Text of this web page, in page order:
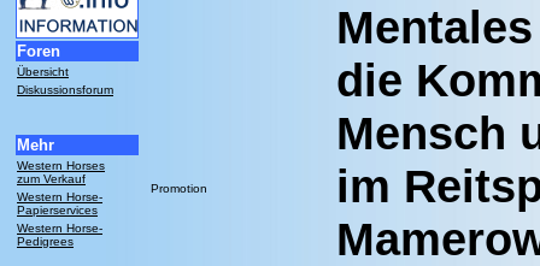
Foren
Übersicht
Diskussionsforum
Mehr
Western Horses
zum Verkauf
Western Horse-
Papierservices
Western Horse-
Pedigrees
Promotion
die
Mensch
im